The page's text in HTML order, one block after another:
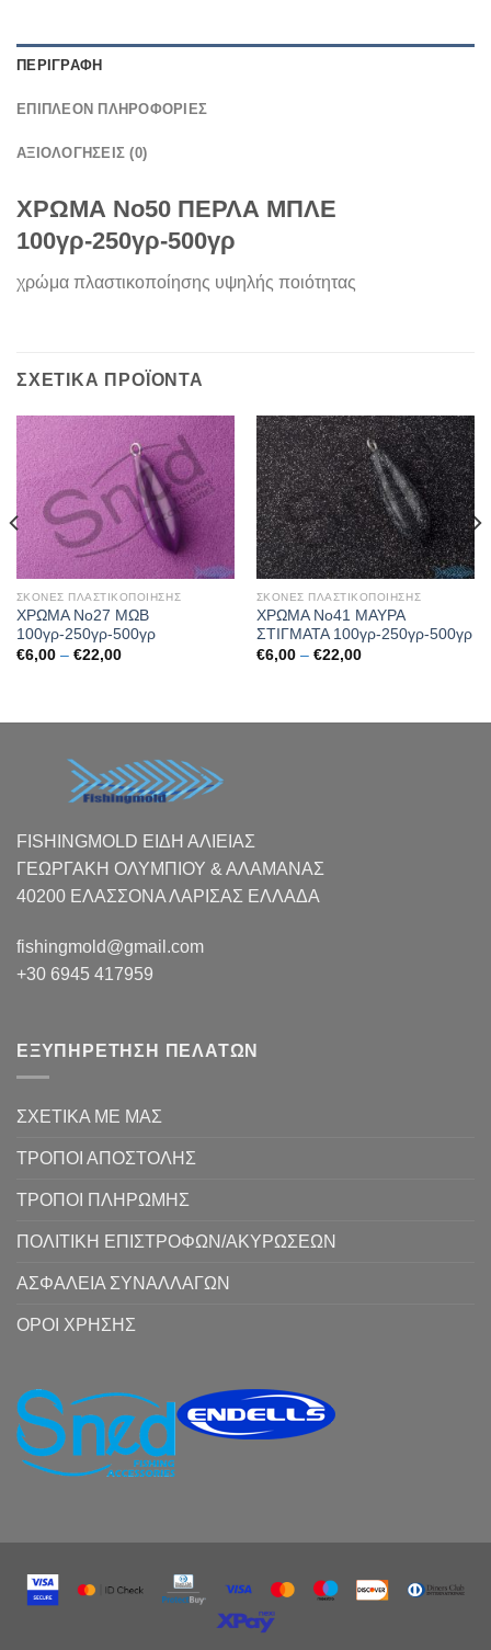
ΠΕΡΙΓΡΑΦΉ
ΕΠΙΠΛΈΟΝ ΠΛΗΡΟΦΟΡΊΕΣ
ΑΞΙΟΛΟΓΉΣΕΙΣ (0)
ΧΡΩΜΑ Νο50 ΠΕΡΛΑ ΜΠΛΕ
100γρ-250γρ-500γρ
χρώμα πλαστικοποίησης υψηλής ποιότητας
ΣΧΕΤΙΚΆ ΠΡΟΪΌΝΤΑ
ΣΚΟΝΕΣ ΠΛΑΣΤΙΚΟΠΟΙΗΣΗΣ
ΧΡΩΜΑ Νο27 ΜΩΒ
100γρ-250γρ-500γρ
€6,00 – €22,00Price
ΣΚΟΝΕΣ ΠΛΑΣΤΙΚΟΠΟΙΗΣΗΣ
ΧΡΩΜΑ Νο41 ΜΑΥΡΑ
ΣΤΙΓΜΑΤΑ 100γρ-250γρ-500γρ
€6,00 – €22,00Price
FISHINGMOLD ΕΙΔΗ ΑΛΙΕΙΑΣ
ΓΕΩΡΓΑΚΗ ΟΛΥΜΠΙΟΥ & ΑΛΑΜΑΝΑΣ
40200 ΕΛΑΣΣΟΝΑ ΛΑΡΙΣΑΣ EΛΛΑΔΑ
fishingmold@gmail.com
+30 6945 417959
ΕΞΥΠΗΡΕΤΗΣΗ ΠΕΛΑΤΩΝ
ΣΧΕΤΙΚΑ ΜΕ ΜΑΣ
ΤΡΟΠΟΙ ΑΠΟΣΤΟΛΗΣ
ΤΡΟΠΟΙ ΠΛΗΡΩΜΗΣ
ΠΟΛΙΤΙΚΗ ΕΠΙΣΤΡΟΦΩΝ/ΑΚΥΡΩΣΕΩΝ
ΑΣΦΑΛΕΙΑ ΣΥΝΑΛΛΑΓΩΝ
ΟΡΟΙ ΧΡΗΣΗΣ